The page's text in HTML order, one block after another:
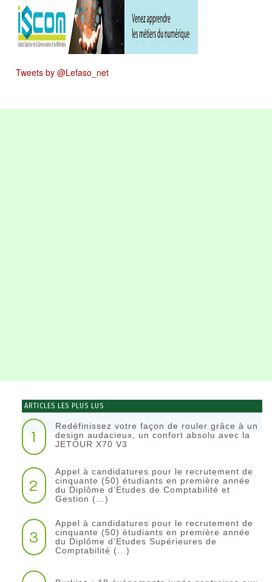
Tweets by @Lefaso_net
ARTICLES LES PLUS LUS
1
Redéfinissez votre façon de rouler grâce à un
design audacieux, un confort absolu avec la
JETOUR X70 V3
2
Appel à candidatures pour le recrutement de
cinquante (50) étudiants en première année
du Diplôme d’Etudes de Comptabilité et
Gestion (…)
3
Appel à candidatures pour le recrutement de
cinquante (50) étudiants en première année
du Diplôme d’Etudes Supérieures de
Comptabilité (…)